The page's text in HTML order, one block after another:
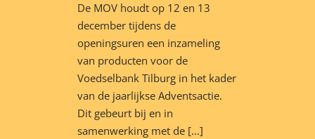
De MOV houdt op 12 en 13
december tijdens de
openingsuren een inzameling
van producten voor de
Voedselbank Tilburg in het kader
van de jaarlijkse Adventsactie.
Dit gebeurt bij en in
samenwerking met de [...]